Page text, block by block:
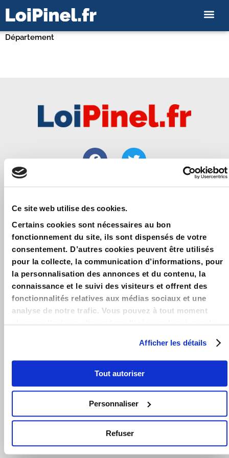
Ce site web utilise des cookies.
Certains cookies sont nécessaires au bon
fonctionnement du site, ils sont dispensés de votre
consentement. D’autres cookies peuvent être utilisés
pour la collecte, la communication d’informations, pour
la personnalisation des annonces et du contenu, la
connaissance et le suivi des visiteurs et offrent des
fonctionnalités relatives aux médias sociaux et une
analyse de notre trafic. Vous pouvez à tout moment
changer d’avis en cliquant sur l’icône en bas à gauche.
Afficher les détails
Tout autoriser
Personnaliser
Refuser
Département
Loipinel.fr vous apporte toutes les informations utiles pour
bien réussir un investissement immobilier locatif de
défiscalisation : Explication du dispositif en détails &
Exemples – Guide 2025 – Simulation & Outils de calcul des
plafonds de Loyer et de Ressources Pinel.
LOIPINEL.FR
Accueil
Contact
Guide Pinel 2025
Avantages loi Pinel
Conditions loi Pinel
Zones loi Pinel
Actualités loi Pinel